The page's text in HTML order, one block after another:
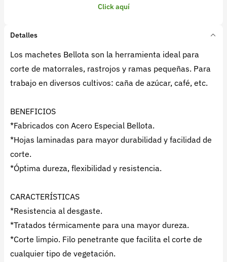
Click aquí
Detalles
Los machetes Bellota son la herramienta ideal para
corte de matorrales, rastrojos y ramas pequeñas. Para
trabajo en diversos cultivos: caña de azúcar, café, etc.
BENEFICIOS
*Fabricados con Acero Especial Bellota.
*Hojas laminadas para mayor durabilidad y facilidad de
corte.
*Óptima dureza, flexibilidad y resistencia.
CARACTERÍSTICAS
*Resistencia al desgaste.
*Tratados térmicamente para una mayor dureza.
*Corte limpio. Filo penetrante que facilita el corte de
cualquier tipo de vegetación.